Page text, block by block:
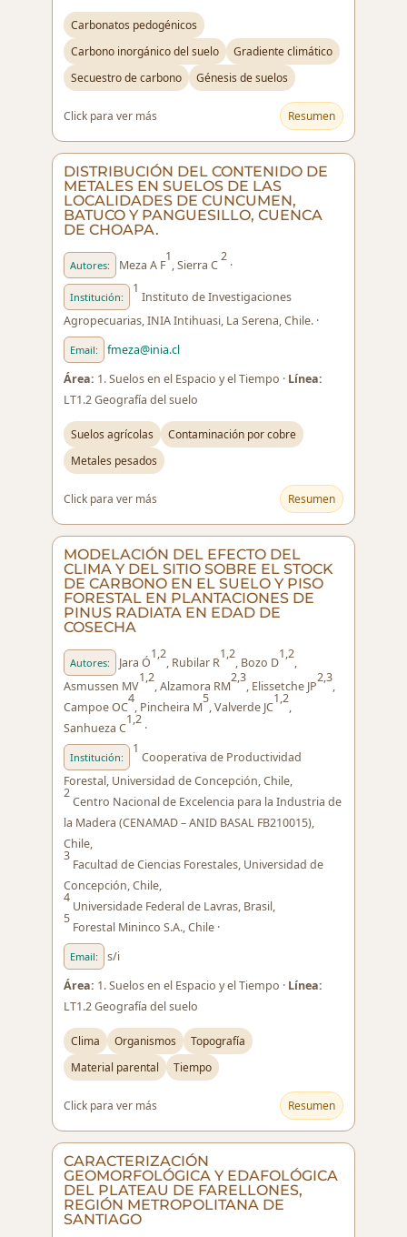
Carbonatos pedogénicos
Carbono inorgánico del suelo
Gradiente climático
Secuestro de carbono
Génesis de suelos
Click para ver más Resumen
DISTRIBUCIÓN DEL CONTENIDO DE
METALES EN SUELOS DE LAS
LOCALIDADES DE CUNCUMEN,
BATUCO Y PANGUESILLO, CUENCA
DE CHOAPA.
Autores: Meza A F
1
, Sierra C
2
·
Institución:
1
Instituto de Investigaciones
Agropecuarias, INIA Intihuasi, La Serena, Chile. ·
Email:
fmeza@inia.cl
Área: 1. Suelos en el Espacio y el Tiempo · Línea:
LT1.2 Geografía del suelo
Suelos agrícolas
Contaminación por cobre
Metales pesados
Click para ver más Resumen
MODELACIÓN DEL EFECTO DEL
CLIMA Y DEL SITIO SOBRE EL STOCK
DE CARBONO EN EL SUELO Y PISO
FORESTAL EN PLANTACIONES DE
PINUS RADIATA EN EDAD DE
COSECHA
Autores: Jara Ó
1,2
, Rubilar R
1,2
, Bozo D
1,2
,
Asmussen MV
1,2
, Alzamora RM
2,3
, Elissetche JP
2,3
,
Campoe OC
4
, Pincheira M
5
, Valverde JC
1,2
,
Sanhueza C
1,2
·
Institución:
1
Cooperativa de Productividad
Forestal, Universidad de Concepción, Chile,
2
Centro Nacional de Excelencia para la Industria de
la Madera (CENAMAD – ANID BASAL FB210015),
Chile,
3
Facultad de Ciencias Forestales, Universidad de
Concepción, Chile,
4
Universidade Federal de Lavras, Brasil,
5
Forestal Mininco S.A., Chile ·
Email:
s/i
Área: 1. Suelos en el Espacio y el Tiempo · Línea:
LT1.2 Geografía del suelo
Clima Organismos
Topografía
Material parental
Tiempo
Click para ver más Resumen
CARACTERIZACIÓN
GEOMORFOLÓGICA Y EDAFOLÓGICA
DEL PLATEAU DE FARELLONES,
REGIÓN METROPOLITANA DE
SANTIAGO